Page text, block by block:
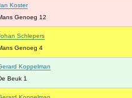
Koster
Genoeg 12
Schlepers
Genoeg 4
Koppelman
Beuk 1